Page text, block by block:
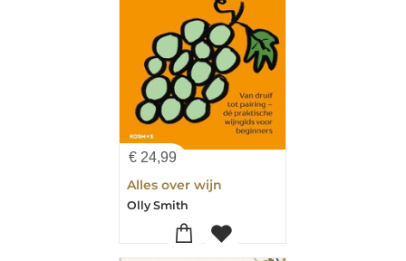
€ 24,99
Alles over wijn
Olly Smith